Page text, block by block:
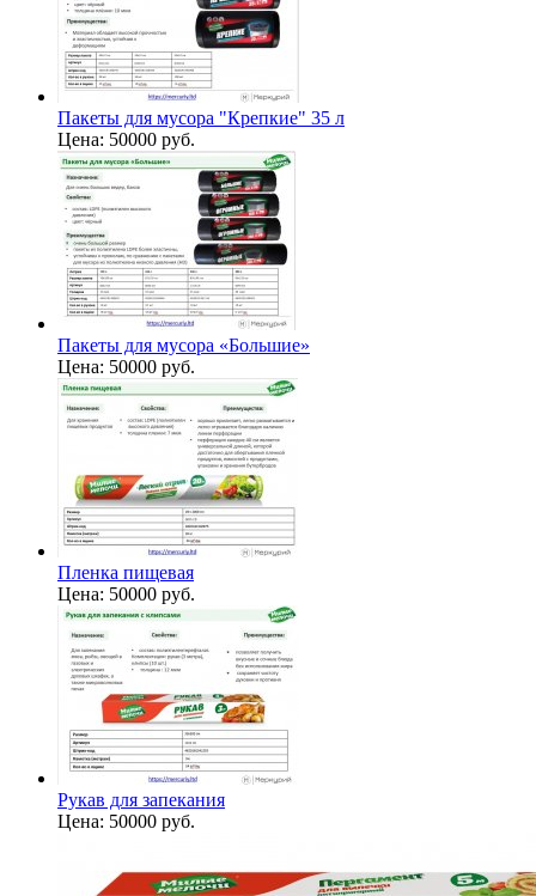
Пакеты для мусора "Крепкие" 35 л
Цена: 50000 руб.
Пакеты для мусора «Большие»
Цена: 50000 руб.
Пленка пищевая
Цена: 50000 руб.
Рукав для запекания
Цена: 50000 руб.